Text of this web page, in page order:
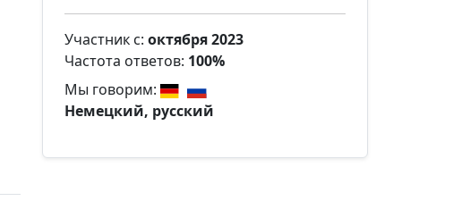
Участник с: октября 2023
Частота ответов: 100%
Мы говорим:
Немецкий, русский